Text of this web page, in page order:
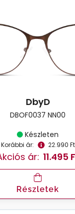
DbyD
DBOF0037 NN00
Készleten
Korábbi ár: 22.990 Ft
ár: 11.495
Részletek